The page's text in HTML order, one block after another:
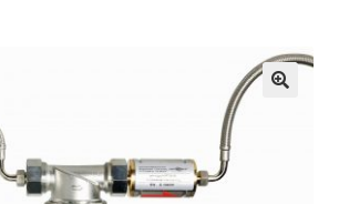
öffnen